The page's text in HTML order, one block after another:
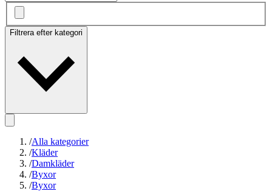
Filtrera efter kategori
/Alla kategorier
/Kläder
/Damkläder
/Byxor
/Byxor